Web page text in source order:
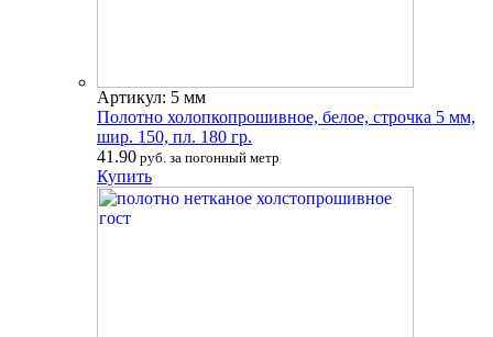
Артикул: 5 мм
Полотно холопкопрошивное, белое, строчка 5 мм,
шир. 150, пл. 180 гр.
41.90 руб. за погонный метр
Купить